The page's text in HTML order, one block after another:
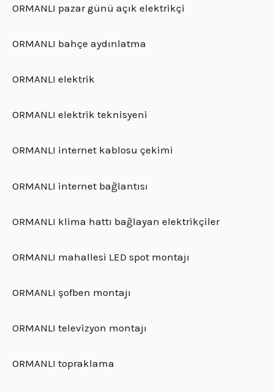
ORMANLI pazar günü açık elektrikçi
ORMANLI bahçe aydınlatma
ORMANLI elektrik
ORMANLI elektrik teknisyeni
ORMANLI internet kablosu çekimi
ORMANLI internet bağlantısı
ORMANLI klima hattı bağlayan elektrikçiler
ORMANLI mahallesi LED spot montajı
ORMANLI şofben montajı
ORMANLI televizyon montajı
ORMANLI topraklama